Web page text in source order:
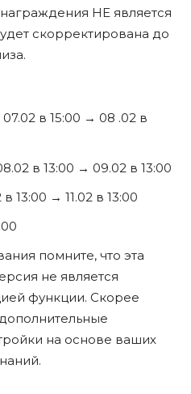
НЕ является
скорректирована до
в 15:00 → 08 .02 в
в 13:00 → 09.02 в 13:00
13:00 → 11.02 в 13:00
помните, что эта
не является
функции. Скорее
на основе ваших